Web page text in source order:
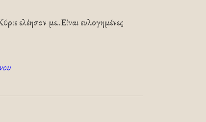
ελέησον με..Είναι ευλογημένες